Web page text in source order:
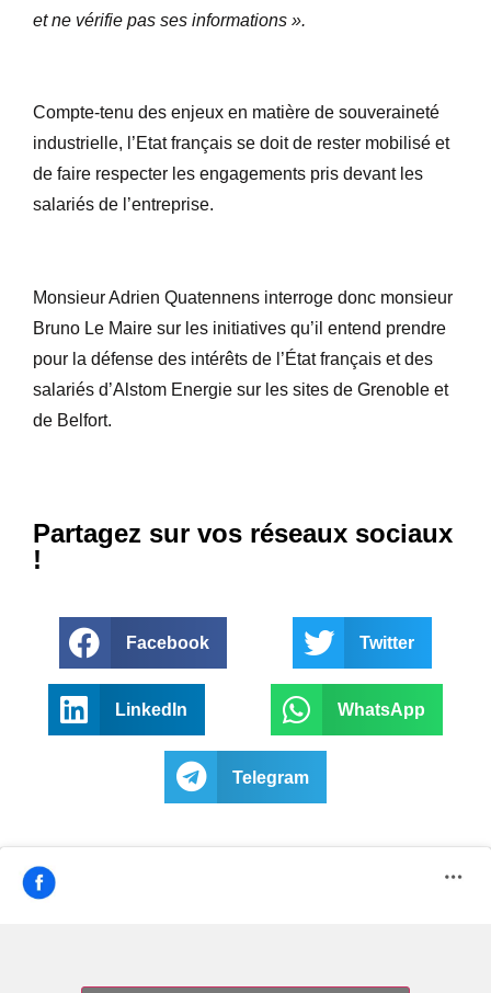
et ne vérifie pas ses informations ».
Compte-tenu des enjeux en matière de souveraineté
industrielle, l’Etat français se doit de rester mobilisé et
de faire respecter les engagements pris devant les
salariés de l’entreprise.
Monsieur Adrien Quatennens interroge donc monsieur
Bruno Le Maire sur les initiatives qu’il entend prendre
pour la défense des intérêts de l’État français et des
salariés d’Alstom Energie sur les sites de Grenoble et
de Belfort.
Partagez sur vos réseaux sociaux
!
Facebook Twitter
LinkedIn WhatsApp
Telegram